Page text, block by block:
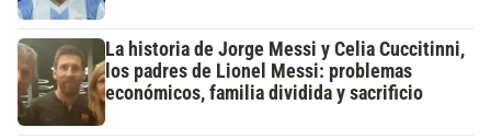
La historia de Jorge Messi y Celia Cuccitinni,
los padres de Lionel Messi: problemas
económicos, familia dividida y sacrificio